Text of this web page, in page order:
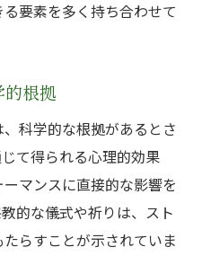
要素を多く持ち合わせて
根拠
科学的な根拠があるとさ
て得られる心理的効果
マンスに直接的な影響を
的な儀式や祈りは、スト
らすことが示されていま